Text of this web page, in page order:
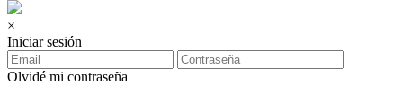
×
Iniciar sesión
Olvidé mi contraseña